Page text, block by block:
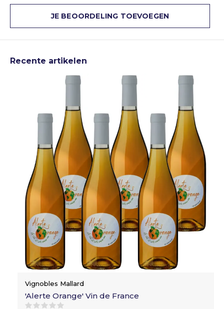
JE BEOORDELING TOEVOEGEN
Recente artikelen
Vignobles Mallard
'Alerte Orange' Vin de France